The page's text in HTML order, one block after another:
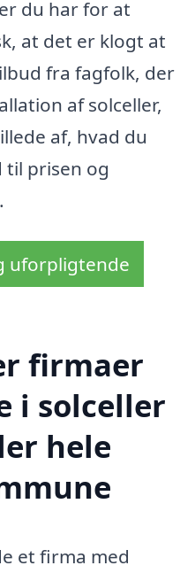
du har for at
at det er klogt at
fra fagfolk, der
af solceller,
af, hvad du
prisen og
uforpligtende
firmaer
i solceller
hele
et firma med